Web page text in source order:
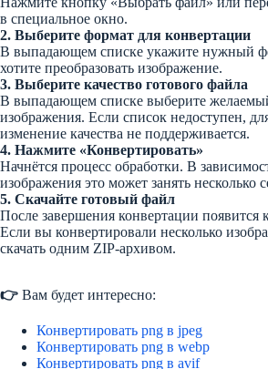
в специальное окно.
2. Выберите формат для конвертации
В выпадающем списке укажите нужный
хотите преобразовать изображение.
3. Выберите качество готового файла
В выпадающем списке выберите
изображения. Если список недоступен,
изменение качества не поддерживается.
4. Нажмите «Конвертировать»
Начнётся процесс обработки. В
изображения это может занять несколько
5. Скачайте готовый файл
После завершения конвертации появится
Если вы конвертировали несколько
скачать одним ZIP-архивом.
👉 Вам будет интересно:
Конвертировать png в jpeg
Конвертировать png в webp
Конвертировать png в avif